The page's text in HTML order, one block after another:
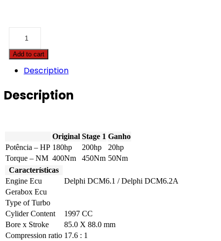
C5
-
BlueHDI
quantity
Add to cart
Description
Description
Original Stage 1 Ganho
Potência – HP 180hp 200hp
20hp
Torque – NM 400Nm 450Nm 50Nm
Características
Engine Ecu
Delphi DCM6.1 / Delphi DCM6.2A
Gerabox Ecu
Type of Turbo
Cylider Content
1997 CC
Bore x Stroke
85.0 X 88.0 mm
Compression ratio 17.6 : 1